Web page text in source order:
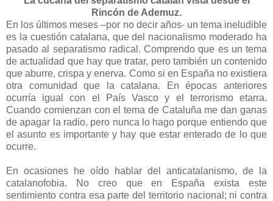
Rincón de Ademuz.
En los últimos meses –por no decir años- un tema ineludible
es la cuestión catalana, que del nacionalismo moderado ha
pasado al separatismo radical. Comprendo que es un tema
de actualidad que hay que tratar, pero también un contenido
que aburre, crispa y enerva. Como si en España no existiera
otra comunidad que la catalana. En épocas anteriores
ocurría igual con el País Vasco y el terrorismo etarra.
Cuando comienzan con el tema de Cataluña me dan ganas
de apagar la radio, pero nunca lo hago porque entiendo que
el asunto es importante y hay que estar enterado de lo que
ocurre.
En ocasiones he oído hablar del anticatalanismo, de la
catalanofobia. No creo que en España exista este
sentimiento contra esa parte del territorio nacional; ni contra